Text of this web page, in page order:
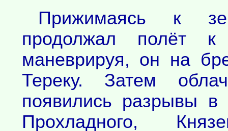
Прижимаясь к
продолжал полёт к
маневрируя, он на
Тереку. Затем
появились разрывы
Прохладного,